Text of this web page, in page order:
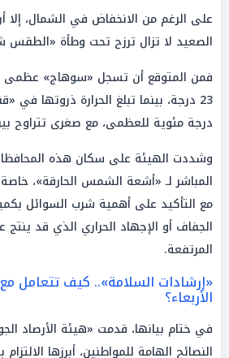
على الرغم من الانخفاض في الشمال، إلا
الصعيد لا تزال ترزح تحت وطأة «الطقس
درجة مئوية للعظمى، مع صغرى تتراوح بين 24 و26
وشددت الهيئة على سكان هذه
المباشر لـ «أشعة الشمس الحارقة»،
مع التأكيد على أهمية شرب السوائل
الجفاف أو الإجهاد الحراري الذي قد
المرتفعة.
«إرشادات السلامة».. كيف تتعامل
الأربعاء؟
في ختام بيانها، قدمت «هيئة الأرصاد
النصائح الهامة للمواطنين، أبرزها الالتزام